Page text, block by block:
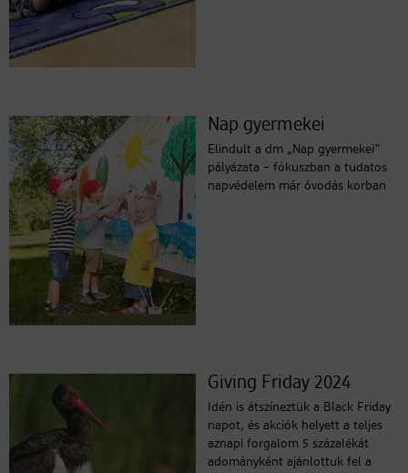
Nap gyermekei
Elindult a dm „Nap gyermekei”
pályázata – fókuszban a tudatos
napvédelem már óvodás korban
Giving Friday 2024
Idén is átszíneztük a Black Friday
napot, és akciók helyett a teljes
aznapi forgalom 5 százalékát
adományként ajánlottuk fel a